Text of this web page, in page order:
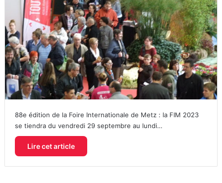
88e édition de la Foire Internationale de Metz : la FIM 2023
se tiendra du vendredi 29 septembre au lundi…
Lire cet article